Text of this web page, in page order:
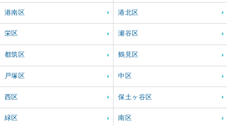
港南区 港北区
栄区 瀬谷区
都筑区 鶴見区
戸塚区 中区
西区 保土ヶ谷区
緑区 南区